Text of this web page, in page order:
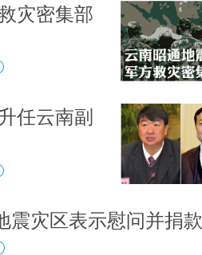
灾密集部
任云南副
震灾区表示慰问并捐款